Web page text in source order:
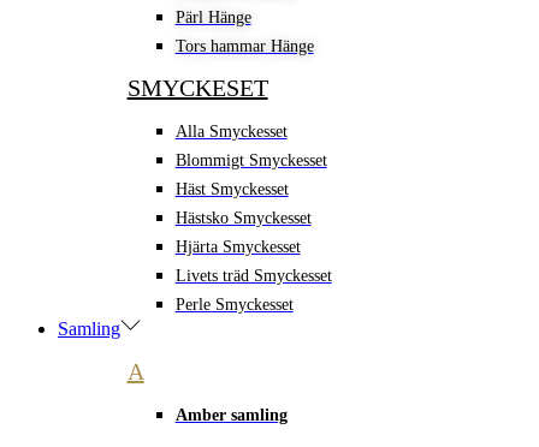
Pärl Hänge
Tors hammar Hänge
SMYCKESET
Alla Smyckesset
Blommigt Smyckesset
Häst Smyckesset
Hästsko Smyckesset
Hjärta Smyckesset
Livets träd Smyckesset
Perle Smyckesset
Samling
A
Amber samling